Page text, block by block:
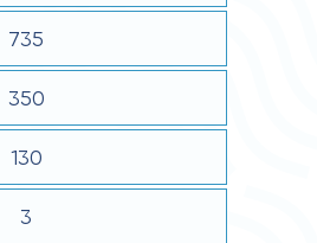
735
350
130
3